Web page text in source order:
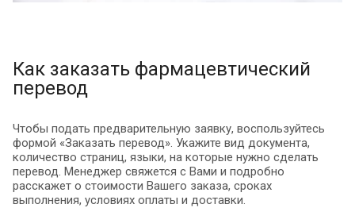
Как заказать фармацевтический
перевод
Чтобы подать предварительную заявку, воспользуйтесь
формой «Заказать перевод». Укажите вид документа,
количество страниц, языки, на которые нужно сделать
перевод. Менеджер свяжется с Вами и подробно
расскажет о стоимости Вашего заказа, сроках
выполнения, условиях оплаты и доставки.